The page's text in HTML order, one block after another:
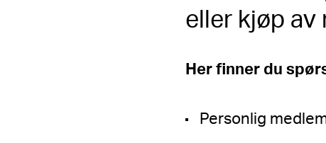
eller kjøp av
Her finner du
Personlig